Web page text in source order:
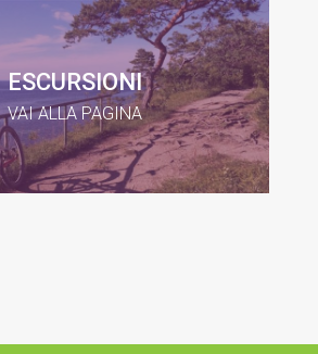
ESCURSIONI
VAI ALLA PAGINA